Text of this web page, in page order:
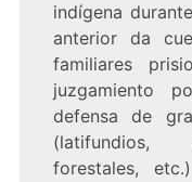
indígena
anterior da
familiares
juzgamiento
defensa de
(latifundios,
forestales,